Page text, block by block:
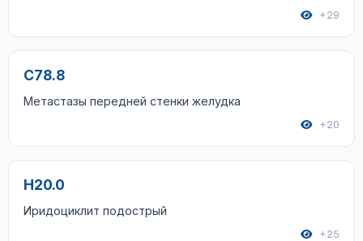
+29
C78.8
Метастазы передней стенки желудка
+20
H20.0
Иридоциклит подострый
+25